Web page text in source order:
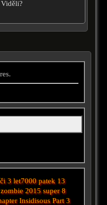
Viděli?
3 let7000 patek 13
zombie 2015 super 8
Insidisous Part 3